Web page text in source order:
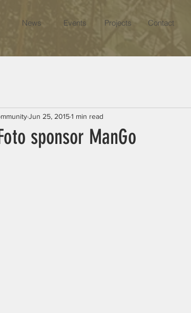
News Events Projects Contact
sponsor ManGo
Jun 25, 20151 min read